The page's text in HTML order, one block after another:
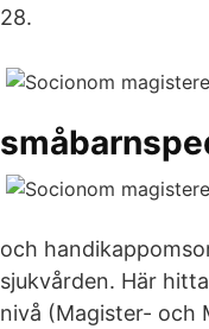
28.
och
sjukvården. Här
nivå (Magister- och